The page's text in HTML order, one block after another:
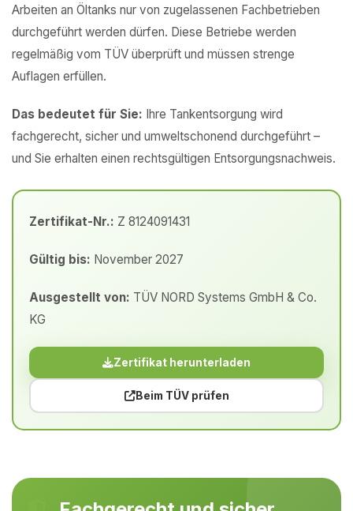
Arbeiten an Öltanks nur von zugelassenen Fachbetrieben
durchgeführt werden dürfen. Diese Betriebe werden
regelmäßig vom TÜV überprüft und müssen strenge
Auflagen erfüllen.
Das bedeutet für Sie: Ihre Tankentsorgung wird
fachgerecht, sicher und umweltschonend durchgeführt –
und Sie erhalten einen rechtsgültigen Entsorgungsnachweis.
Zertifikat-Nr.: Z 8124091431
Gültig bis: November 2027
Ausgestellt von: TÜV NORD Systems GmbH & Co.
KG
Zertifikat herunterladen
Beim TÜV prüfen